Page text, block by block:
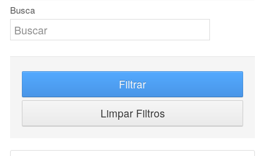
Busca
Filtrar
Limpar Filtros